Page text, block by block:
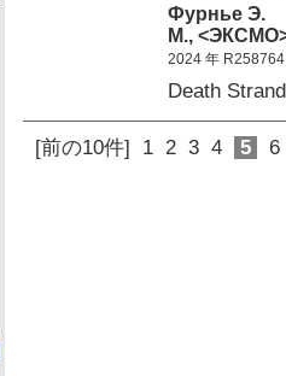
Фурнье Э.
М.,
2024 年 R258764
Death
[前の10件] 1 2 3 4 5 6